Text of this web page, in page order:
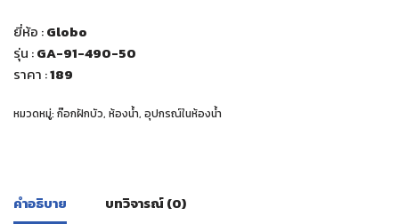
ยี่ห้อ :Globo
รุ่น :GA-91-490-50
ราคา :189
หมวดหมู่: ก๊อกฝักบัว, ห้องน้ำ, อุปกรณ์ในห้องน้ำ
คำอธิบาย บทวิจารณ์ (0)